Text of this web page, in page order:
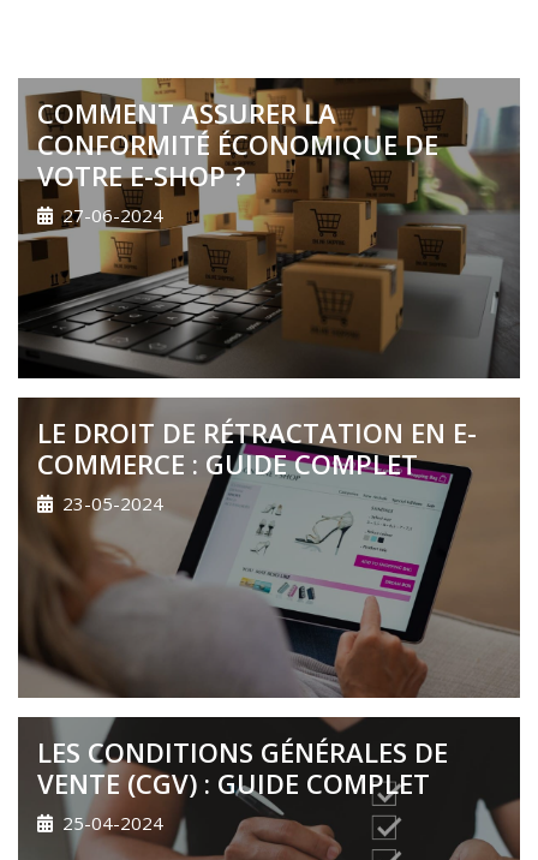
COMMENT ASSURER LA
CONFORMITÉ ÉCONOMIQUE DE
VOTRE E-SHOP ?
27-06-2024
LE DROIT DE RÉTRACTATION EN E-
COMMERCE : GUIDE COMPLET
23-05-2024
LES CONDITIONS GÉNÉRALES DE
VENTE (CGV) : GUIDE COMPLET
25-04-2024